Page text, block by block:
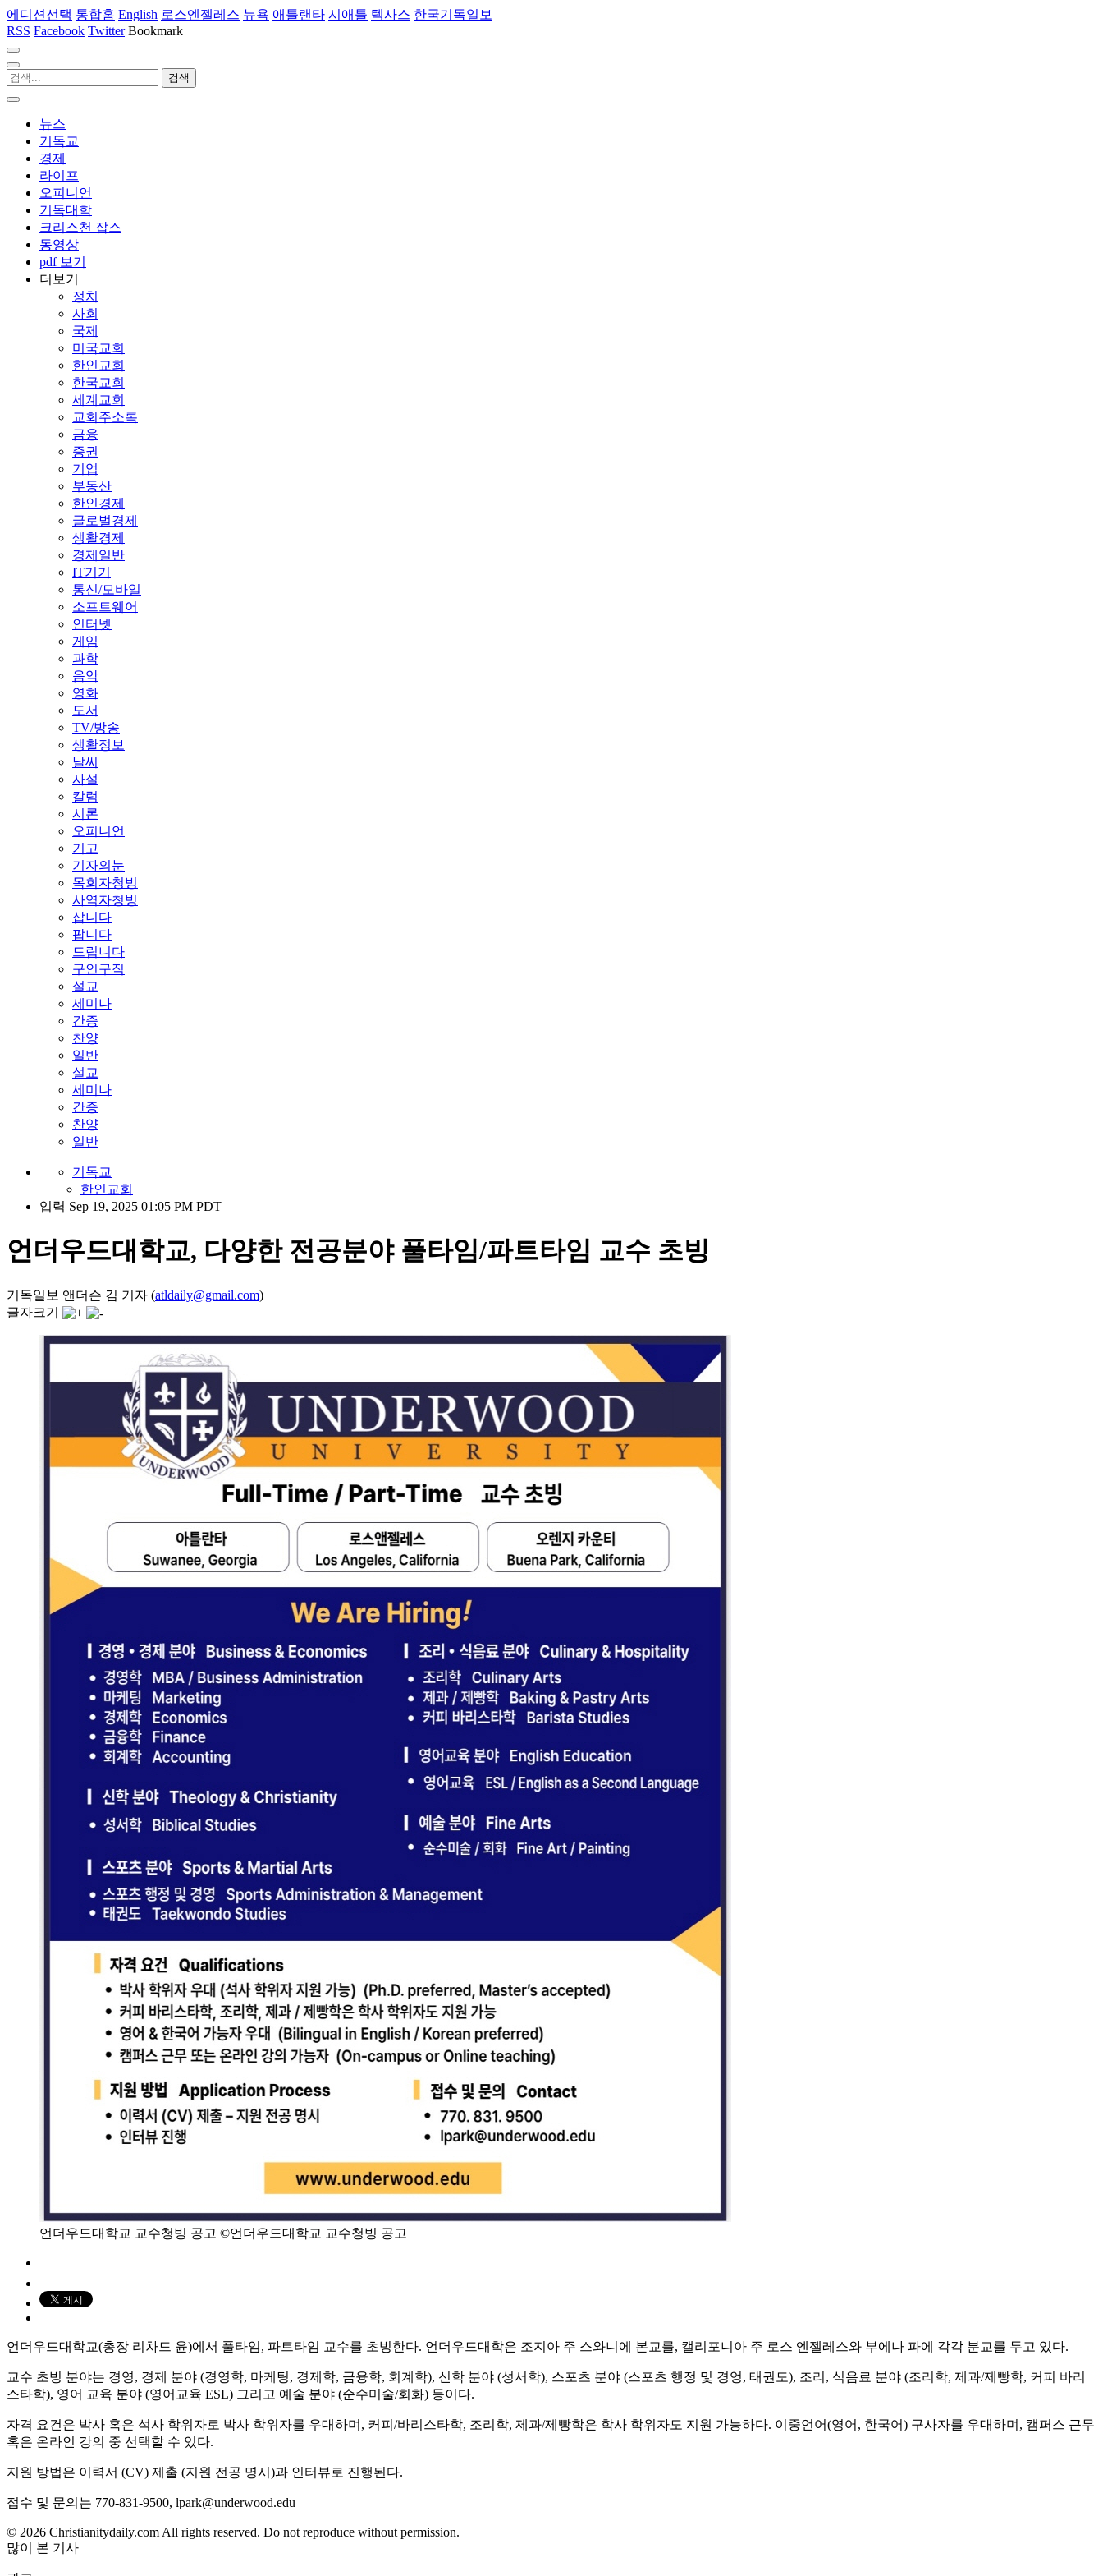
에디션선택 통합홈 English 로스엔젤레스 뉴욕 애틀랜타 시애틀 텍사스 한국기독일보
RSS Facebook Twitter Bookmark
뉴스
기독교
경제
라이프
오피니언
기독대학
크리스천 잡스
동영상
pdf 보기
더보기
정치
사회
국제
미국교회
한인교회
한국교회
세계교회
교회주소록
금융
증권
기업
부동산
한인경제
글로벌경제
생활경제
경제일반
IT기기
통신/모바일
소프트웨어
인터넷
게임
과학
음악
영화
도서
TV/방송
생활정보
날씨
사설
칼럼
시론
오피니언
기고
기자의눈
목회자청빙
사역자청빙
삽니다
팝니다
드립니다
구인구직
설교
세미나
간증
찬양
일반
설교
세미나
간증
찬양
일반
기독교
한인교회
입력 Sep 19, 2025 01:05 PM PDT
언더우드대학교, 다양한 전공분야 풀타임/파트타임 교수 초빙
기독일보 앤더슨 김 기자 (atldaily@gmail.com)
글자크기
언더우드대학교 교수청빙 공고 ©언더우드대학교 교수청빙 공고
언더우드대학교(총장 리차드 윤)에서 풀타임, 파트타임 교수를 초빙한다. 언더우드대학은 조지아 주 스와니에 본교를, 캘리포니아 주 로스 엔젤레스와 부에나 파에 각각 분교를 두고 있다.
교수 초빙 분야는 경영, 경제 분야 (경영학, 마케팅, 경제학, 금융학, 회계학), 신학 분야 (성서학), 스포츠 분야 (스포츠 행정 및 경엉, 태권도), 조리, 식음료 분야 (조리학, 제과/제빵학, 커피 바리
스타학), 영어 교육 분야 (영어교육 ESL) 그리고 예술 분야 (순수미술/회화) 등이다.
자격 요건은 박사 혹은 석사 학위자로 박사 학위자를 우대하며, 커피/바리스타학, 조리학, 제과/제빵학은 학사 학위자도 지원 가능하다. 이중언어(영어, 한국어) 구사자를 우대하며, 캠퍼스 근무
혹은 온라인 강의 중 선택할 수 있다.
지원 방법은 이력서 (CV) 제출 (지원 전공 명시)과 인터뷰로 진행된다.
접수 및 문의는 770-831-9500, lpark@underwood.edu
© 2026 Christianitydaily.com All rights reserved. Do not reproduce without permission.
많이 본 기사